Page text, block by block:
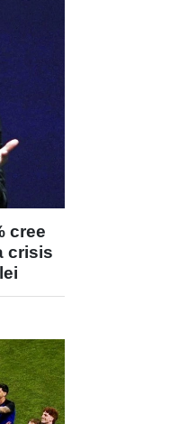
cree
crisis